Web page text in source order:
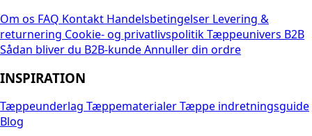
Om os FAQ Kontakt Handelsbetingelser Levering &
returnering Cookie- og privatlivspolitikTæppeunivers B2B
Sådan bliver du B2B-kundeAnnuller din ordre
INSPIRATION
Tæppeunderlag TæppematerialerTæppe indretningsguide
Blog